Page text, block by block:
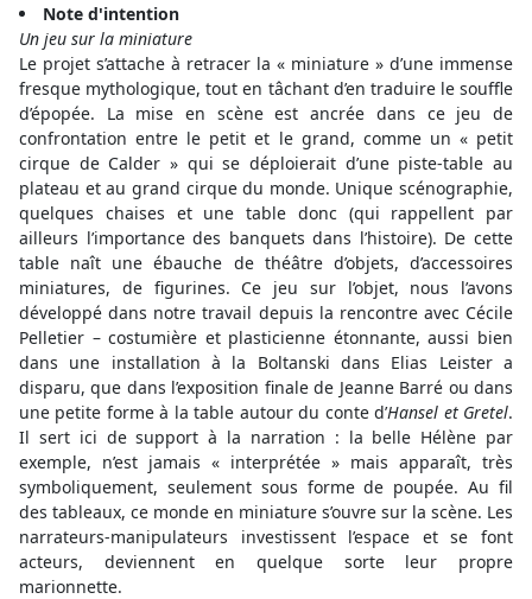
Note d'intention
Un jeu sur la miniature
Le projet s’attache à retracer la « miniature » d’une immense
fresque mythologique, tout en tâchant d’en traduire le souffle
d’épopée. La mise en scène est ancrée dans ce jeu de
confrontation entre le petit et le grand, comme un « petit
cirque de Calder » qui se déploierait d’une piste-table au
plateau et au grand cirque du monde. Unique scénographie,
quelques chaises et une table donc (qui rappellent par
ailleurs l’importance des banquets dans l’histoire). De cette
table naît une ébauche de théâtre d’objets, d’accessoires
miniatures, de figurines. Ce jeu sur l’objet, nous l’avons
développé dans notre travail depuis la rencontre avec Cécile
Pelletier – costumière et plasticienne étonnante, aussi bien
dans une installation à la Boltanski dans Elias Leister a
disparu, que dans l’exposition finale de Jeanne Barré ou dans
une petite forme à la table autour du conte d’Hansel et Gretel.
Il sert ici de support à la narration : la belle Hélène par
exemple, n’est jamais « interprétée » mais apparaît, très
symboliquement, seulement sous forme de poupée. Au fil
des tableaux, ce monde en miniature s’ouvre sur la scène. Les
narrateurs-manipulateurs investissent l’espace et se font
acteurs, deviennent en quelque sorte leur propre
marionnette.